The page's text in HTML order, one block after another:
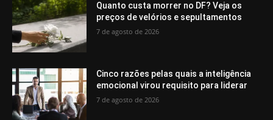
Quanto custa morrer no DF? Veja os
preços de velórios e sepultamentos
7 de agosto de 2026
Cinco razões pelas quais a inteligência
emocional virou requisito para liderar
7 de agosto de 2026